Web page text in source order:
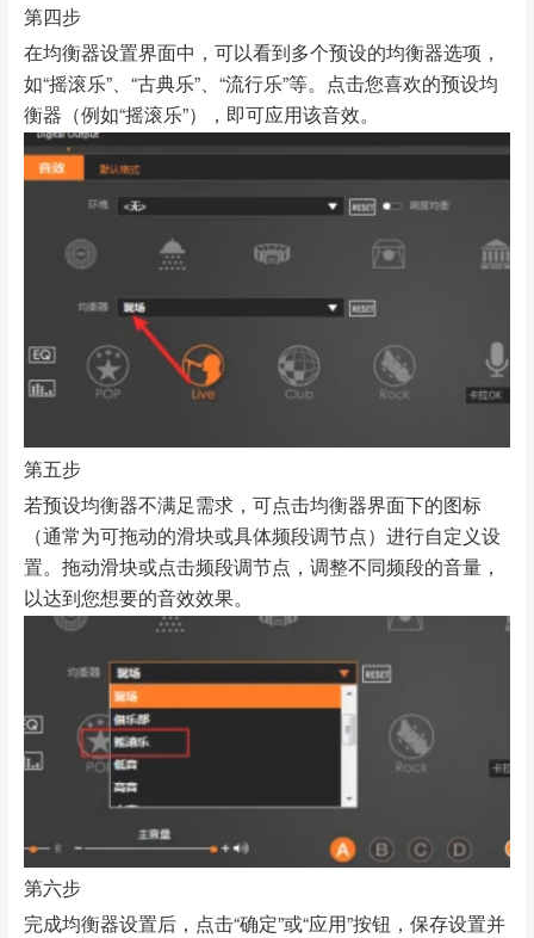
第四步
在均衡器设置界面中，可以看到多个预设的均衡器选项，
如“摇滚乐”、“古典乐”、“流行乐”等。点击您喜欢的预设均
衡器（例如“摇滚乐”），即可应用该音效。
第五步
若预设均衡器不满足需求，可点击均衡器界面下的图标
（通常为可拖动的滑块或具体频段调节点）进行自定义设
置。拖动滑块或点击频段调节点，调整不同频段的音量，
以达到您想要的音效效果。
第六步
完成均衡器设置后，点击“确定”或“应用”按钮，保存设置并